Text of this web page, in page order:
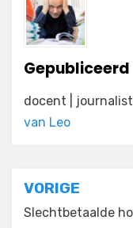
docent |
van Leo
Bericht
navigatie
VORIGE
Slechtbetaalde